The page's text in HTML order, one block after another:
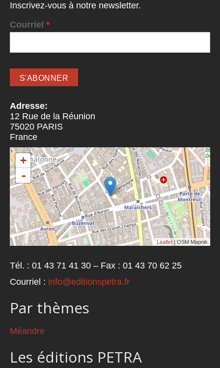
Inscrivez-vous à notre newsletter.
Courriel *
Adresse:
12 Rue de la Réunion
75020 PARIS
France
+
-
Leaflet | OSM Mapnik
Tél. : 01 43 71 41 30 – Fax : 01 43 70 62 25
Courriel : info@editionspetra.fr
Par thèmes
Méandre
Les éditions PETRA